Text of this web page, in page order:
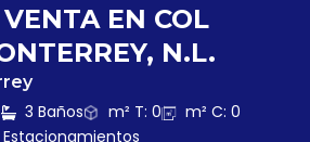
EN COL
N.L.
3 Baños m² T: 0
m² C: 0
Estacionamientos